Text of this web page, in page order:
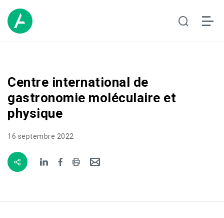
Centre international de
gastronomie moléculaire et
physique
16 septembre 2022